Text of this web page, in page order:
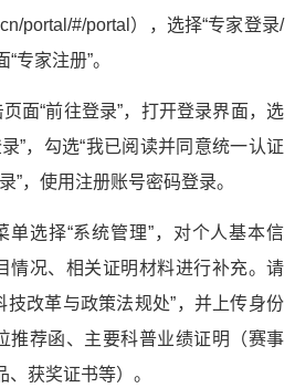
portal/#/portal），选择“专家登录/
专家注册”。
面“前往登录”，打开登录界面，选
”，勾选“我已阅读并同意统一认证
”，使用注册账号密码登录。
单选择“系统管理”，对个人基本信
情况、相关证明材料进行补充。请
技改革与政策法规处”，并上传身份
推荐函、主要科普业绩证明（赛事
获奖证书等）。